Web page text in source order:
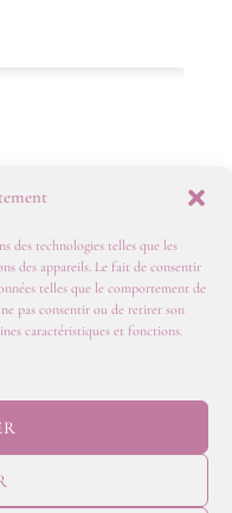
des technologies telles que les
des appareils. Le fait de consentir
telles que le comportement de
pas consentir ou de retirer son
caractéristiques et fonctions.
DE
DE
| Web